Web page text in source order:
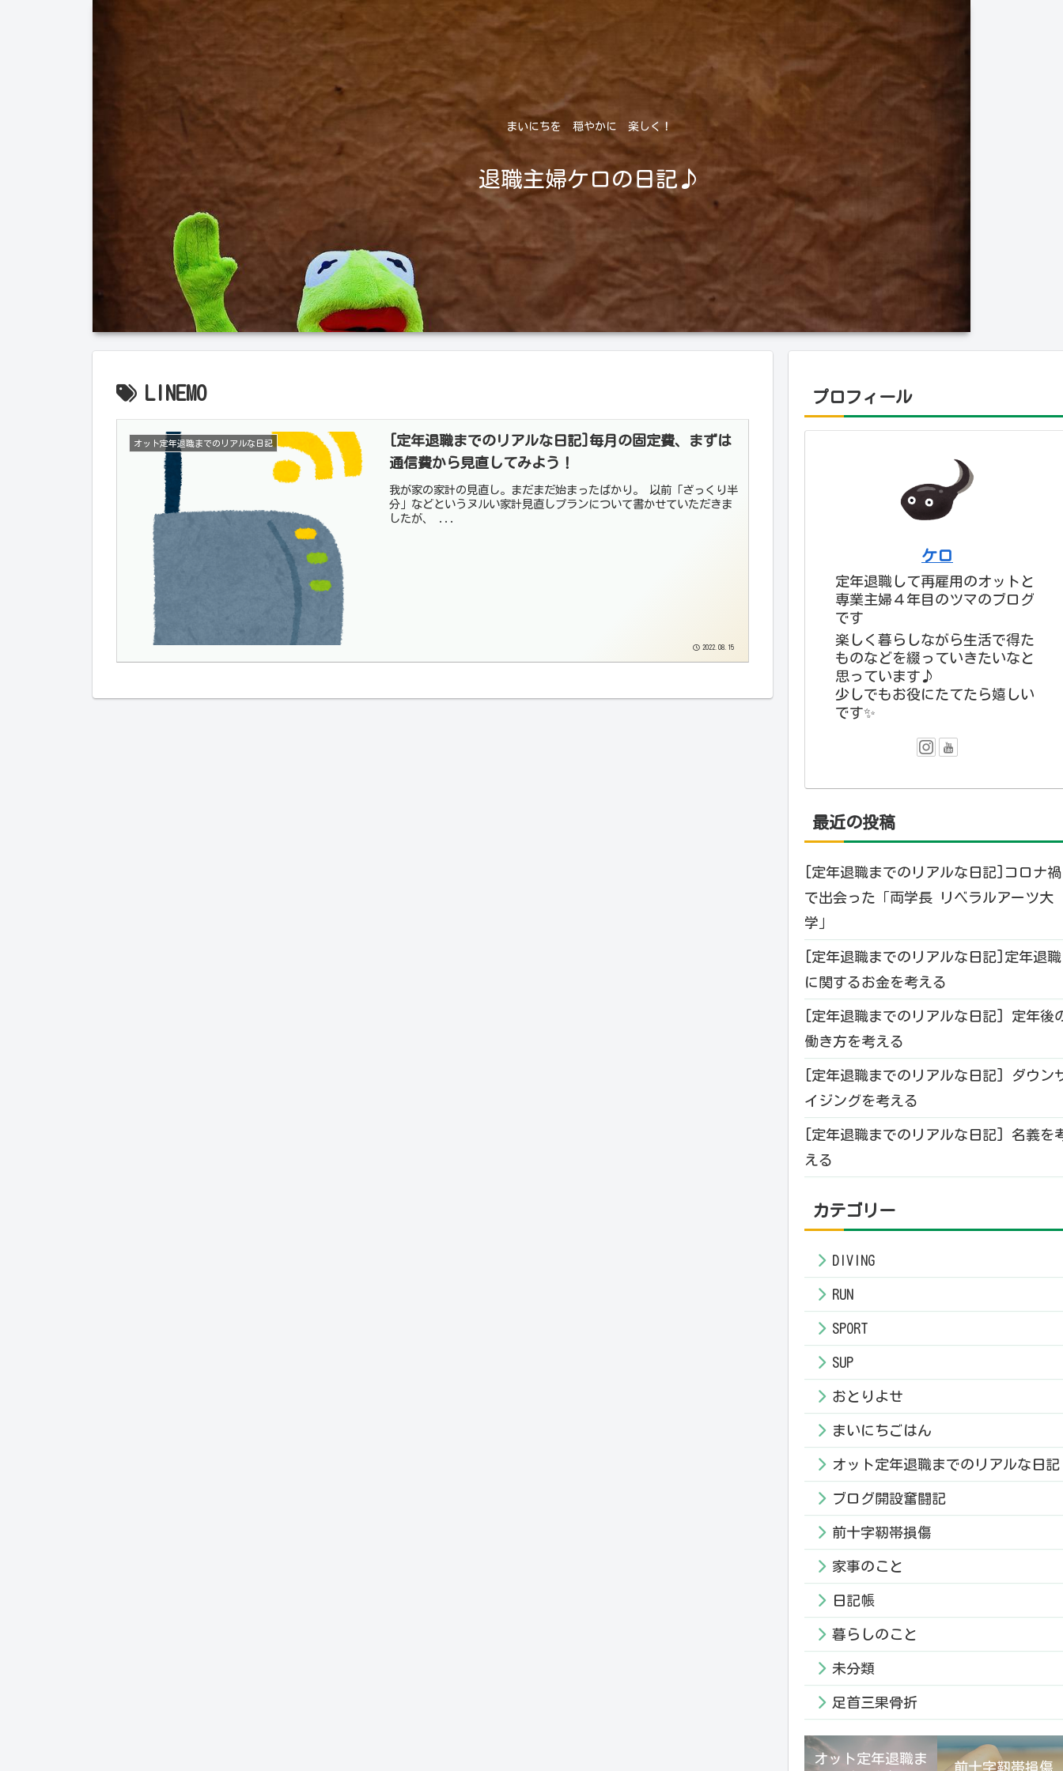
まいにちを 穏やかに 楽しく！
退職主婦ケロの日記♪
LINEMO
オット定年退職までのリアルな日記
[定年退職までのリアルな日記]毎月の固定費、まずは
通信費から見直してみよう！
我が家の家計の見直し。まだまだ始まったばかり。 以前「ざっくり半
分」などというヌルい家計見直しプランについて書かせていただきま
したが、 ...
2022.08.15
プロフィール
ケロ
定年退職して再雇用のオットと
専業主婦４年目のツマのブログ
です
楽しく暮らしながら生活で得た
ものなどを綴っていきたいなと
思っています♪
少しでもお役にたてたら嬉しい
です✨️
最近の投稿
[定年退職までのリアルな日記]コロナ禍
で出会った「両学長 リベラルアーツ大
学」
[定年退職までのリアルな日記]定年退職
に関するお金を考える
[定年退職までのリアルな日記] 定年後
働き方を考える
[定年退職までのリアルな日記] ダウン
イジングを考える
[定年退職までのリアルな日記] 名義を
える
カテゴリー
DIVING
RUN
SPORT
SUP
おとりよせ
まいにちごはん
オット定年退職までのリアルな日記
ブログ開設奮闘記
前十字靭帯損傷
家事のこと
日記帳
暮らしのこと
未分類
足首三果骨折
オット定年退職ま
前十字靭帯損傷